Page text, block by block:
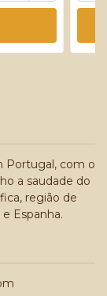
Portugal, com o
a saudade do
região de
Espanha.